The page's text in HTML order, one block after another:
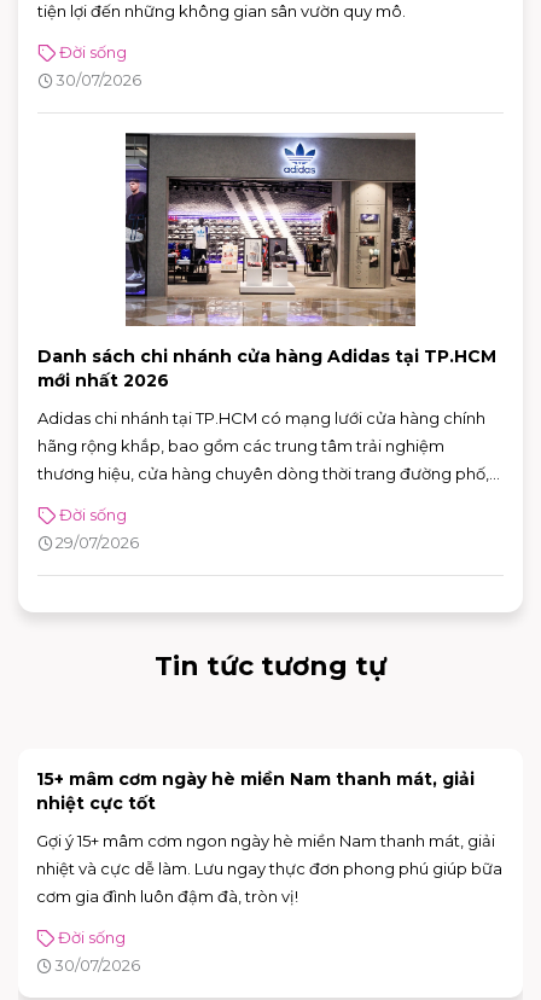
tiện lợi đến những không gian sân vườn quy mô.
Đời sống
30/07/2026
Danh sách chi nhánh cửa hàng Adidas tại TP.HCM
mới nhất 2026
Adidas chi nhánh tại TP.HCM có mạng lưới cửa hàng chính
hãng rộng khắp, bao gồm các trung tâm trải nghiệm
thương hiệu, cửa hàng chuyên dòng thời trang đường phố,
hình và vị trí thuận tiện, khách hàng có thể dễ dàng tìm được
adidas chi nhánh phù hợp để mua sắm và trải nghiệm các
Đời sống
29/07/2026
Tin tức tương tự
15+ mâm cơm ngày hè miền Nam thanh mát, giải
nhiệt cực tốt
Gợi ý 15+ mâm cơm ngon ngày hè miền Nam thanh mát, giải
nhiệt và cực dễ làm. Lưu ngay thực đơn phong phú giúp bữa
cơm gia đình luôn đậm đà, tròn vị!
Đời sống
30/07/2026